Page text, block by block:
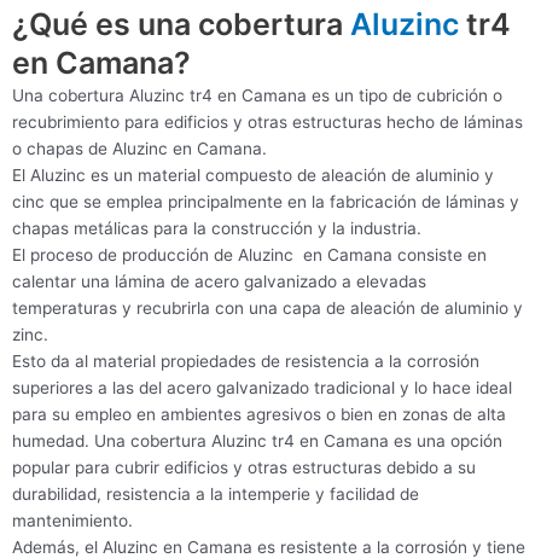
¿Qué es una cobertura Aluzinc tr4
en Camana?
Una cobertura Aluzinc tr4 en Camana es un tipo de cubrición o
recubrimiento para edificios y otras estructuras hecho de láminas
o chapas de Aluzinc en Camana.
El Aluzinc es un material compuesto de aleación de aluminio y
cinc que se emplea principalmente en la fabricación de láminas y
chapas metálicas para la construcción y la industria.
El proceso de producción de Aluzinc en Camana consiste en
calentar una lámina de acero galvanizado a elevadas
temperaturas y recubrirla con una capa de aleación de aluminio y
zinc.
Esto da al material propiedades de resistencia a la corrosión
superiores a las del acero galvanizado tradicional y lo hace ideal
para su empleo en ambientes agresivos o bien en zonas de alta
humedad. Una cobertura Aluzinc tr4 en Camana es una opción
popular para cubrir edificios y otras estructuras debido a su
durabilidad, resistencia a la intemperie y facilidad de
mantenimiento.
Además, el Aluzinc en Camana es resistente a la corrosión y tiene